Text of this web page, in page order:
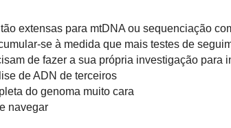
extensas para mtDNA ou sequenciação
se à medida que mais testes de
de fazer a sua própria investigação para
de ADN de terceiros
do genoma muito cara
navegar